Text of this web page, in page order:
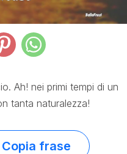
Ah! nei primi tempi di un
tanta naturalezza!
Copia frase